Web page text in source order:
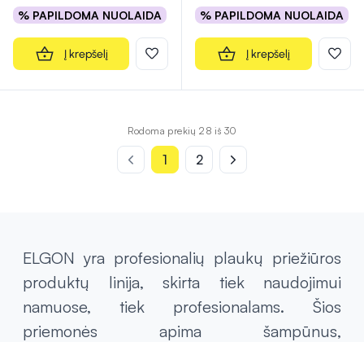
% PAPILDOMA NUOLAIDA
Į krepšelį
% PAPILDOMA NUOLAIDA
Į krepšelį
Rodoma prekių 28 iš 30
1 2
ELGON yra profesionalių plaukų priežiūros
produktų linija, skirta tiek naudojimui
namuose, tiek profesionalams. Šios
priemonės apima šampūnus,